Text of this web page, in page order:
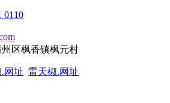
0110
区枫香镇枫元村
网址 雷天椒.网址